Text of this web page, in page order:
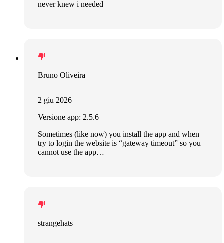
never knew i needed
Bruno Oliveira
2 giu 2026
Versione app: 2.5.6
Sometimes (like now) you install the app and when
try to login the website is “gateway timeout” so you
cannot use the app…
strangehats